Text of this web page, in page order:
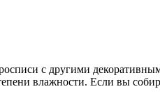
с другими
влажности. Если вы